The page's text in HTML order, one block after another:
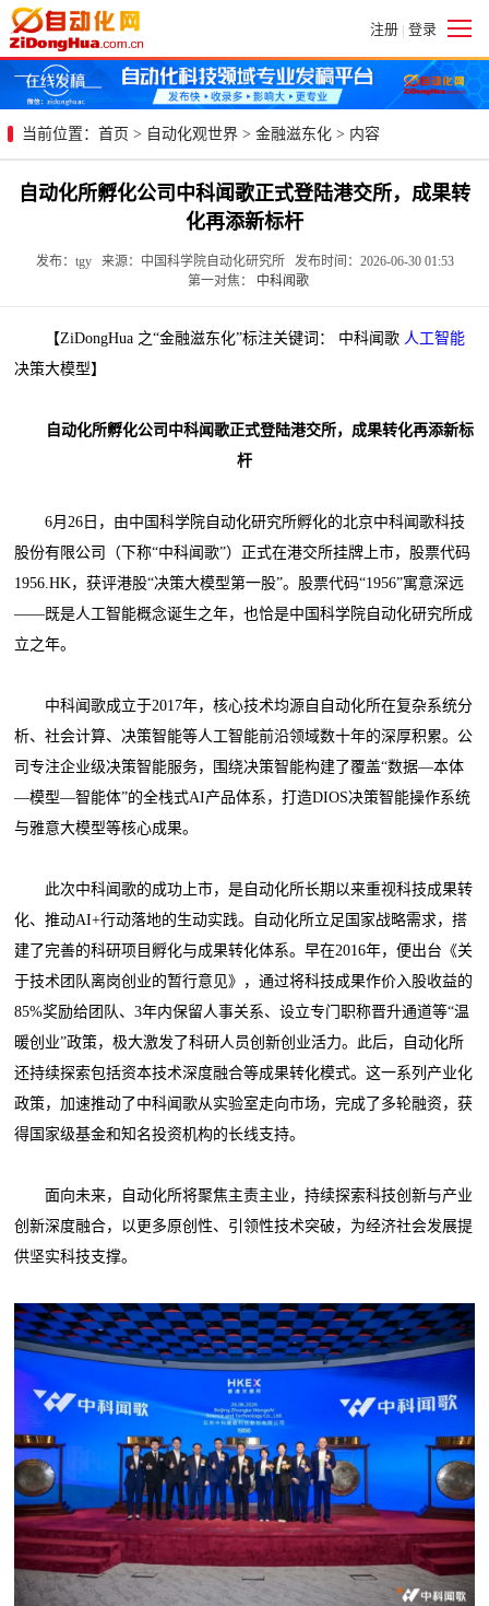
注册 | 登录
当前位置： 首页 > 自动化观世界 > 金融滋东化 > 内容
自动化所孵化公司中科闻歌正式登陆港交所，成果转
化再添新标杆
发布：tgy 来源：中国科学院自动化研究所 发布时间：2026-06-30 01:53
第一对焦：
中科闻歌
【ZiDongHua 之“金融滋东化”标注关键词： 中科闻歌 人工智能
决策大模型】
自动化所孵化公司中科闻歌正式登陆港交所，成果转化再添新标
杆
6月26日，由中国科学院自动化研究所孵化的北京中科闻歌科技
股份有限公司（下称“中科闻歌”）正式在港交所挂牌上市，股票代码
1956.HK，获评港股“决策大模型第一股”。股票代码“1956”寓意深远
——既是人工智能概念诞生之年，也恰是中国科学院自动化研究所成
立之年。
中科闻歌成立于2017年，核心技术均源自自动化所在复杂系统分
析、社会计算、决策智能等人工智能前沿领域数十年的深厚积累。公
司专注企业级决策智能服务，围绕决策智能构建了覆盖“数据—本体
—模型—智能体”的全栈式AI产品体系，打造DIOS决策智能操作系统
与雅意大模型等核心成果。
此次中科闻歌的成功上市，是自动化所长期以来重视科技成果转
化、推动AI+行动落地的生动实践。自动化所立足国家战略需求，搭
建了完善的科研项目孵化与成果转化体系。早在2016年，便出台《关
于技术团队离岗创业的暂行意见》，通过将科技成果作价入股收益的
85%奖励给团队、3年内保留人事关系、设立专门职称晋升通道等“温
暖创业”政策，极大激发了科研人员创新创业活力。此后，自动化所
还持续探索包括资本技术深度融合等成果转化模式。这一系列产业化
政策，加速推动了中科闻歌从实验室走向市场，完成了多轮融资，获
得国家级基金和知名投资机构的长线支持。
面向未来，自动化所将聚焦主责主业，持续探索科技创新与产业
创新深度融合，以更多原创性、引领性技术突破，为经济社会发展提
供坚实科技支撑。